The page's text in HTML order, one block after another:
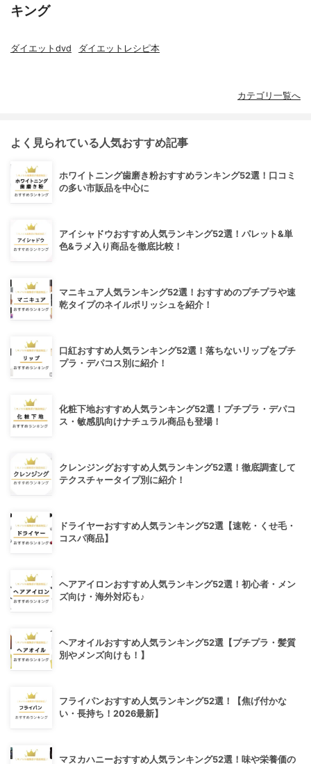
キング
ダイエットdvd ダイエットレシピ本
カテゴリ一覧へ
よく見られている人気おすすめ記事
ホワイトニング歯磨き粉おすすめランキング52選！口コミ
の多い市販品を中心に
アイシャドウおすすめ人気ランキング52選！パレット&単
色&ラメ入り商品を徹底比較！
マニキュア人気ランキング52選！おすすめのプチプラや速
乾タイプのネイルポリッシュを紹介！
口紅おすすめ人気ランキング52選！落ちないリップをプチ
プラ・デパコス別に紹介！
化粧下地おすすめ人気ランキング52選！プチプラ・デパコ
ス・敏感肌向けナチュラル商品も登場！
クレンジングおすすめ人気ランキング52選！徹底調査して
テクスチャータイプ別に紹介！
ドライヤーおすすめ人気ランキング52選【速乾・くせ毛・
コスパ商品】
ヘアアイロンおすすめ人気ランキング52選！初心者・メン
ズ向け・海外対応も♪
ヘアオイルおすすめ人気ランキング52選【プチプラ・髪質
別やメンズ向けも！】
フライパンおすすめ人気ランキング52選！【焦げ付かな
い・長持ち！2026最新】
マヌカハニーおすすめ人気ランキング52選！味や栄養価の